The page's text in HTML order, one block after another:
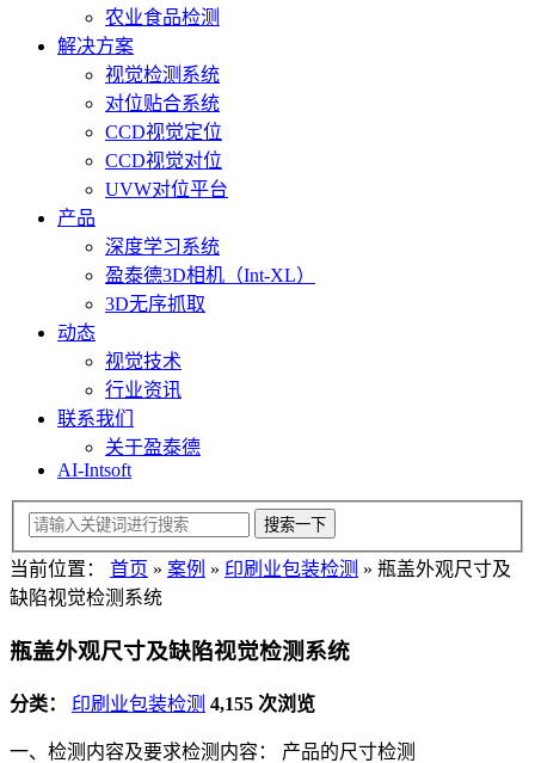
农业食品检测
解决方案
视觉检测系统
对位贴合系统
CCD视觉定位
CCD视觉对位
UVW对位平台
产品
深度学习系统
盈泰德3D相机（Int-XL）
3D无序抓取
动态
视觉技术
行业资讯
联系我们
关于盈泰德
AI-Intsoft
当前位置： 首页 » 案例 » 印刷业包装检测 » 瓶盖外观尺寸及
缺陷视觉检测系统
瓶盖外观尺寸及缺陷视觉检测系统
分类： 印刷业包装检测 4,155 次浏览
一、检测内容及要求检测内容： 产品的尺寸检测